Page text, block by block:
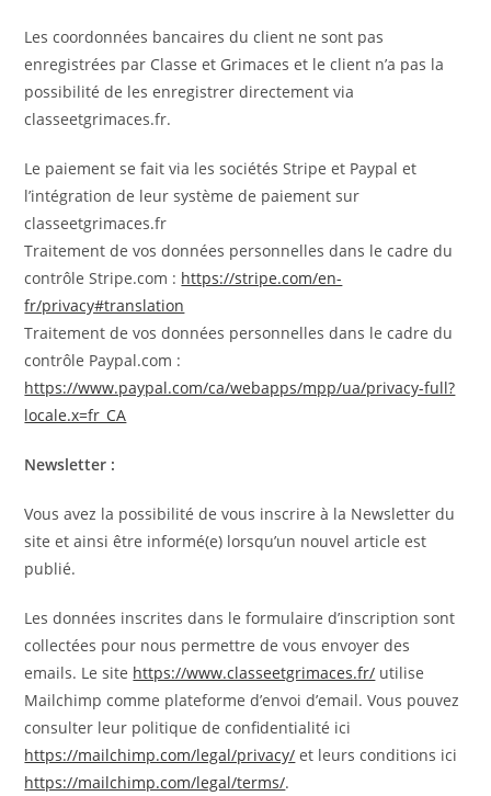
Les coordonnées bancaires du client ne sont pas
enregistrées par Classe et Grimaces et le client n’a pas la
possibilité de les enregistrer directement via
classeetgrimaces.fr.
Le paiement se fait via les sociétés Stripe et Paypal et
l’intégration de leur système de paiement sur
classeetgrimaces.fr
Traitement de vos données personnelles dans le cadre du
contrôle Stripe.com : https://stripe.com/en-
fr/privacy#translation
Traitement de vos données personnelles dans le cadre du
contrôle Paypal.com :
https://www.paypal.com/ca/webapps/mpp/ua/privacy-full?
locale.x=fr_CA
Newsletter :
Vous avez la possibilité de vous inscrire à la Newsletter du
site et ainsi être informé(e) lorsqu’un nouvel article est
publié.
Les données inscrites dans le formulaire d’inscription sont
collectées pour nous permettre de vous envoyer des
emails. Le site https://www.classeetgrimaces.fr/ utilise
Mailchimp comme plateforme d’envoi d’email. Vous pouvez
consulter leur politique de confidentialité ici
https://mailchimp.com/legal/privacy/ et leurs conditions ici
https://mailchimp.com/legal/terms/.